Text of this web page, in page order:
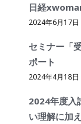
日経
2024年6月17日
セミナー「
ポート
2024年4月18日
2024年度入
い理解に加